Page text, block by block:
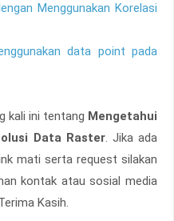
Menggunakan Korelasi
data point pada
kali ini tentang Mengetahui
Data Raster. Jika ada
mati serta request silakan
kontak atau sosial media
Kasih.